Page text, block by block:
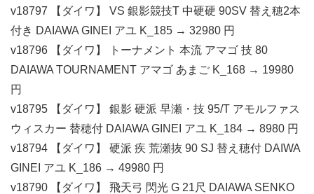
v18797 【ダイワ】 VS 銀影競技T 中硬硬 90SV 替え穂2本
付き DAIAWA GINEI アユ K_185 → 32980 円
v18796 【ダイワ】 トーナメント 本流 アマゴ 技 80
DAIAWA TOURNAMENT アマゴ あまご K_168 → 19980
円
v18795 【ダイワ】 銀影 硬派 早瀬・技 95/T アモルファス
ウィスカー 替穂付 DAIAWA GINEI アユ K_184 → 8980 円
v18794 【ダイワ】 硬派 疾 荒瀬抜 90 SJ 替え穂付 DAIWA
GINEI アユ K_186 → 49980 円
v18790 【ダイワ】 飛天弓 閃光 G 21尺 DAIAWA SENKO